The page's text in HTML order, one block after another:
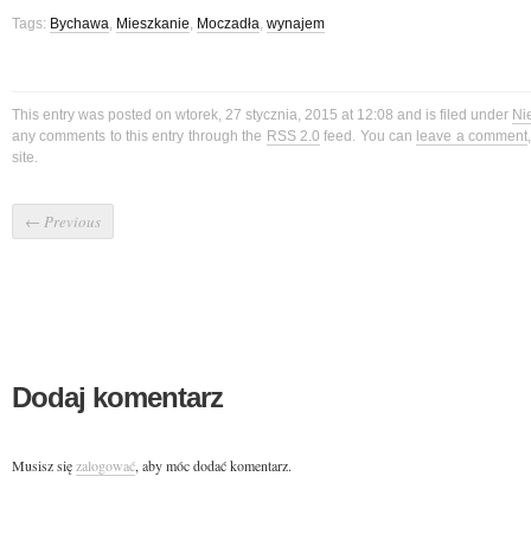
Tags: Bychawa, Mieszkanie, Moczadła, wynajem
This entry was posted on wtorek, 27 stycznia, 2015 at 12:08 and is filed under
any comments to this entry through the RSS 2.0 feed. You can leave a comment
site.
← Previous
Dodaj komentarz
Musisz sięzalogować, aby móc dodać komentarz.